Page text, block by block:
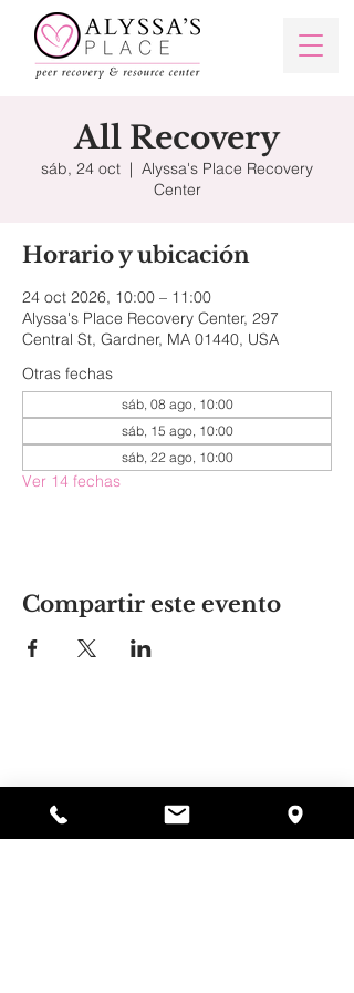
All Recovery
sáb, 24 oct
  |
Alyssa's Place Recovery
Center
Horario y ubicación
24 oct 2026, 10:00 – 11:00
Alyssa's Place Recovery Center, 297
Central St, Gardner, MA 01440, USA
Otras fechas
sáb, 08 ago, 10:00
sáb, 15 ago, 10:00
sáb, 22 ago, 10:00
Ver 14 fechas
Compartir este evento